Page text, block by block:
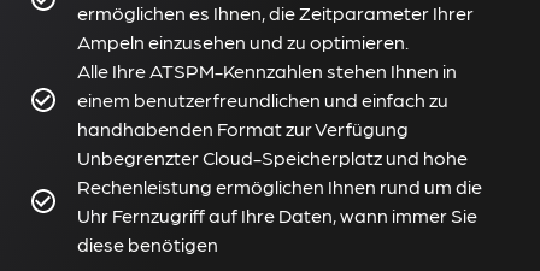
ermöglichen es Ihnen, die Zeitparameter Ihrer
Ampeln einzusehen und zu optimieren.
Alle Ihre ATSPM-Kennzahlen stehen Ihnen in
einem benutzerfreundlichen und einfach zu
handhabenden Format zur Verfügung
Unbegrenzter Cloud-Speicherplatz und hohe
Rechenleistung ermöglichen Ihnen rund um die
Uhr Fernzugriff auf Ihre Daten, wann immer Sie
diese benötigen